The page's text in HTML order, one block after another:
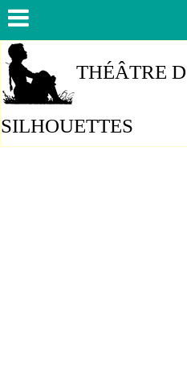
THÉÂTRE
SILHOUETTES